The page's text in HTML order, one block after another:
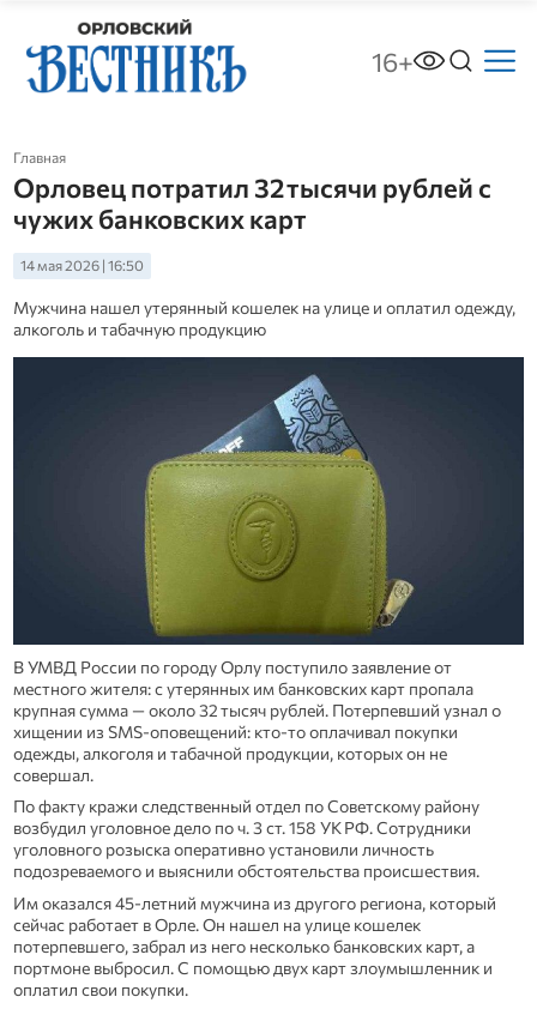
16+
Главная
Орловец потратил 32 тысячи рублей с
чужих банковских карт
14 мая 2026 | 16:50
Мужчина нашел утерянный кошелек на улице и оплатил одежду,
алкоголь и табачную продукцию
В УМВД России по городу Орлу поступило заявление от
местного жителя: с утерянных им банковских карт пропала
крупная сумма — около 32 тысяч рублей. Потерпевший узнал о
хищении из SMS‑оповещений: кто‑то оплачивал покупки
одежды, алкоголя и табачной продукции, которых он не
совершал.
По факту кражи следственный отдел по Советскому району
возбудил уголовное дело по ч. 3 ст. 158 УК РФ. Сотрудники
уголовного розыска оперативно установили личность
подозреваемого и выяснили обстоятельства происшествия.
Им оказался 45‑летний мужчина из другого региона, который
сейчас работает в Орле. Он нашел на улице кошелек
потерпевшего, забрал из него несколько банковских карт, а
портмоне выбросил. С помощью двух карт злоумышленник и
оплатил свои покупки.